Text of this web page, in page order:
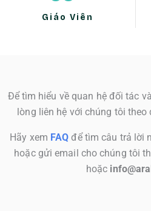
Giáo Viên
Để tìm hiểu về quan hệ đối tác
lòng liên hệ với chúng tôi theo
Hãy xem FAQđể tìm câu trả lời
hoặc gửi email cho chúng tôi
hoặc